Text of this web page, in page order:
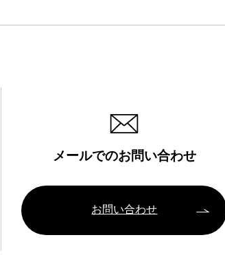
メールでのお問い合わせ
お問い合わせ